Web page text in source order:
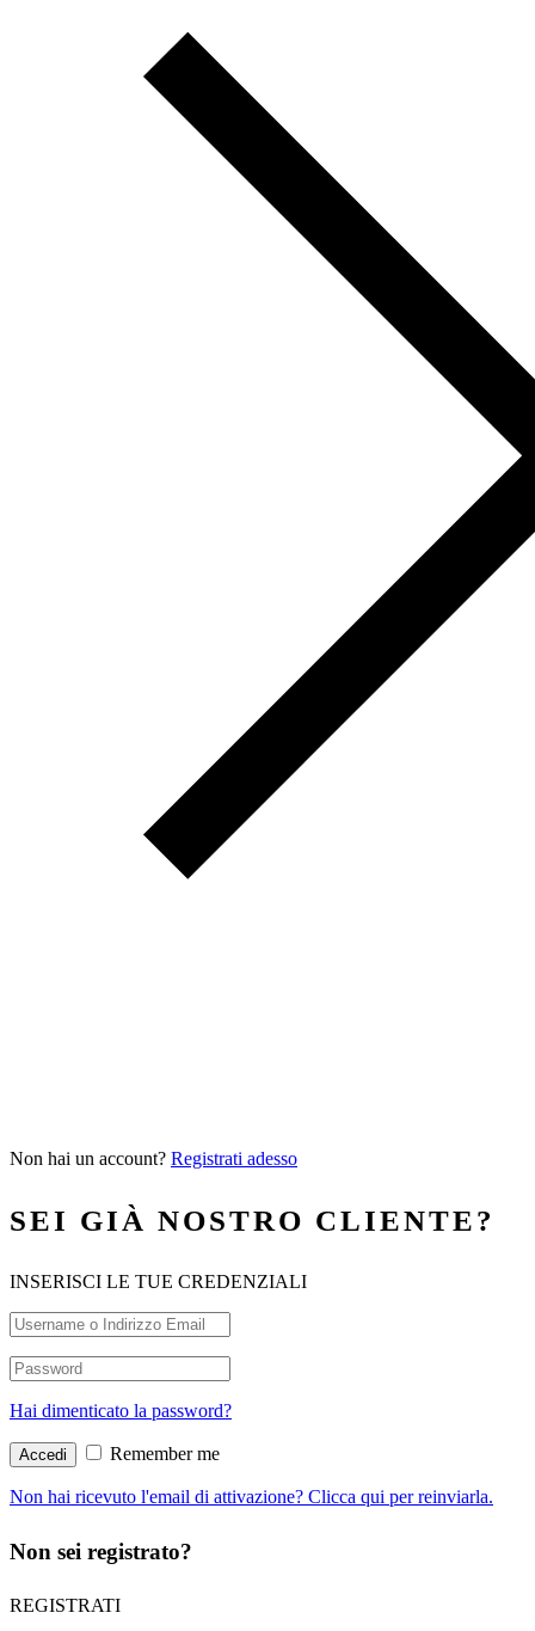
Non hai un account? Registrati adesso
SEI GIÀ NOSTRO CLIENTE?
INSERISCI LE TUE CREDENZIALI
Hai dimenticato la password?
Remember me
Non hai ricevuto l'email di attivazione? Clicca qui per reinviarla.
Non sei registrato?
REGISTRATI